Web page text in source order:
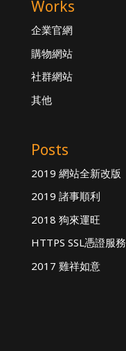
Works
企業官網
購物網站
社群網站
其他
Posts
2019 網站全新改版
2019 諸事順利
2018 狗來運旺
HTTPS SSL憑證服務
2017 雞祥如意